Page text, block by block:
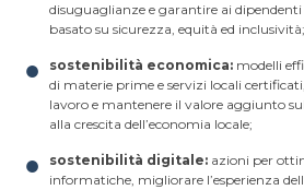
disuguaglianze e garantire ai
basato su sicurezza, equità ed inclusività;
sostenibilità economica: modelli
di materie prime e servizi locali
lavoro e mantenere il valore aggiunto
alla crescita dell’economia locale;
sostenibilità digitale: azioni per
informatiche, migliorare l’esperienza